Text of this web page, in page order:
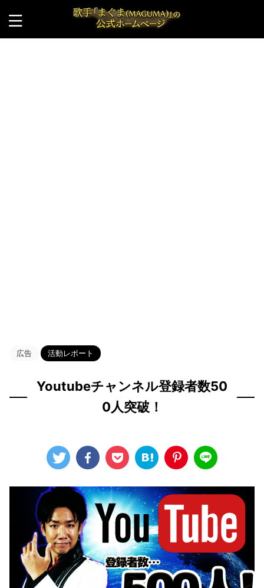
広告 活動レポート
Youtubeチャンネル登録者数50
0人突破！